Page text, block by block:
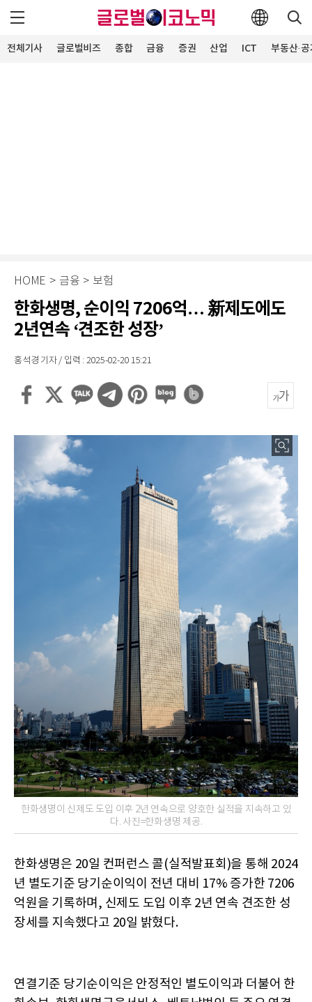
전체기사 글로벌비즈 종합 금융 증권 산업 ICT 부동산·
HOME > 금융 > 보험
한화생명, 순이익 7206억… 新제도에도
2년연속 ‘견조한 성장’
홍석경 기자 / 입력 : 2025-02-20 15:21
한화생명이 신제도 도입 이후 2년 연속으로 양호한 실적을 지속하고 있
다. 사진=한화생명 제공.
한화생명은 20일 컨퍼런스 콜(실적발표회)을 통해 2024
년 별도기준 당기순이익이 전년 대비 17% 증가한 7206
억원을 기록하며, 신제도 도입 이후 2년 연속 견조한 성
장세를 지속했다고 20일 밝혔다.
연결기준 당기순이익은 안정적인 별도이익과 더불어 한